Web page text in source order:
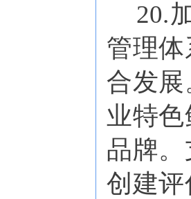
20.
管理
合发
业特
品牌
创建